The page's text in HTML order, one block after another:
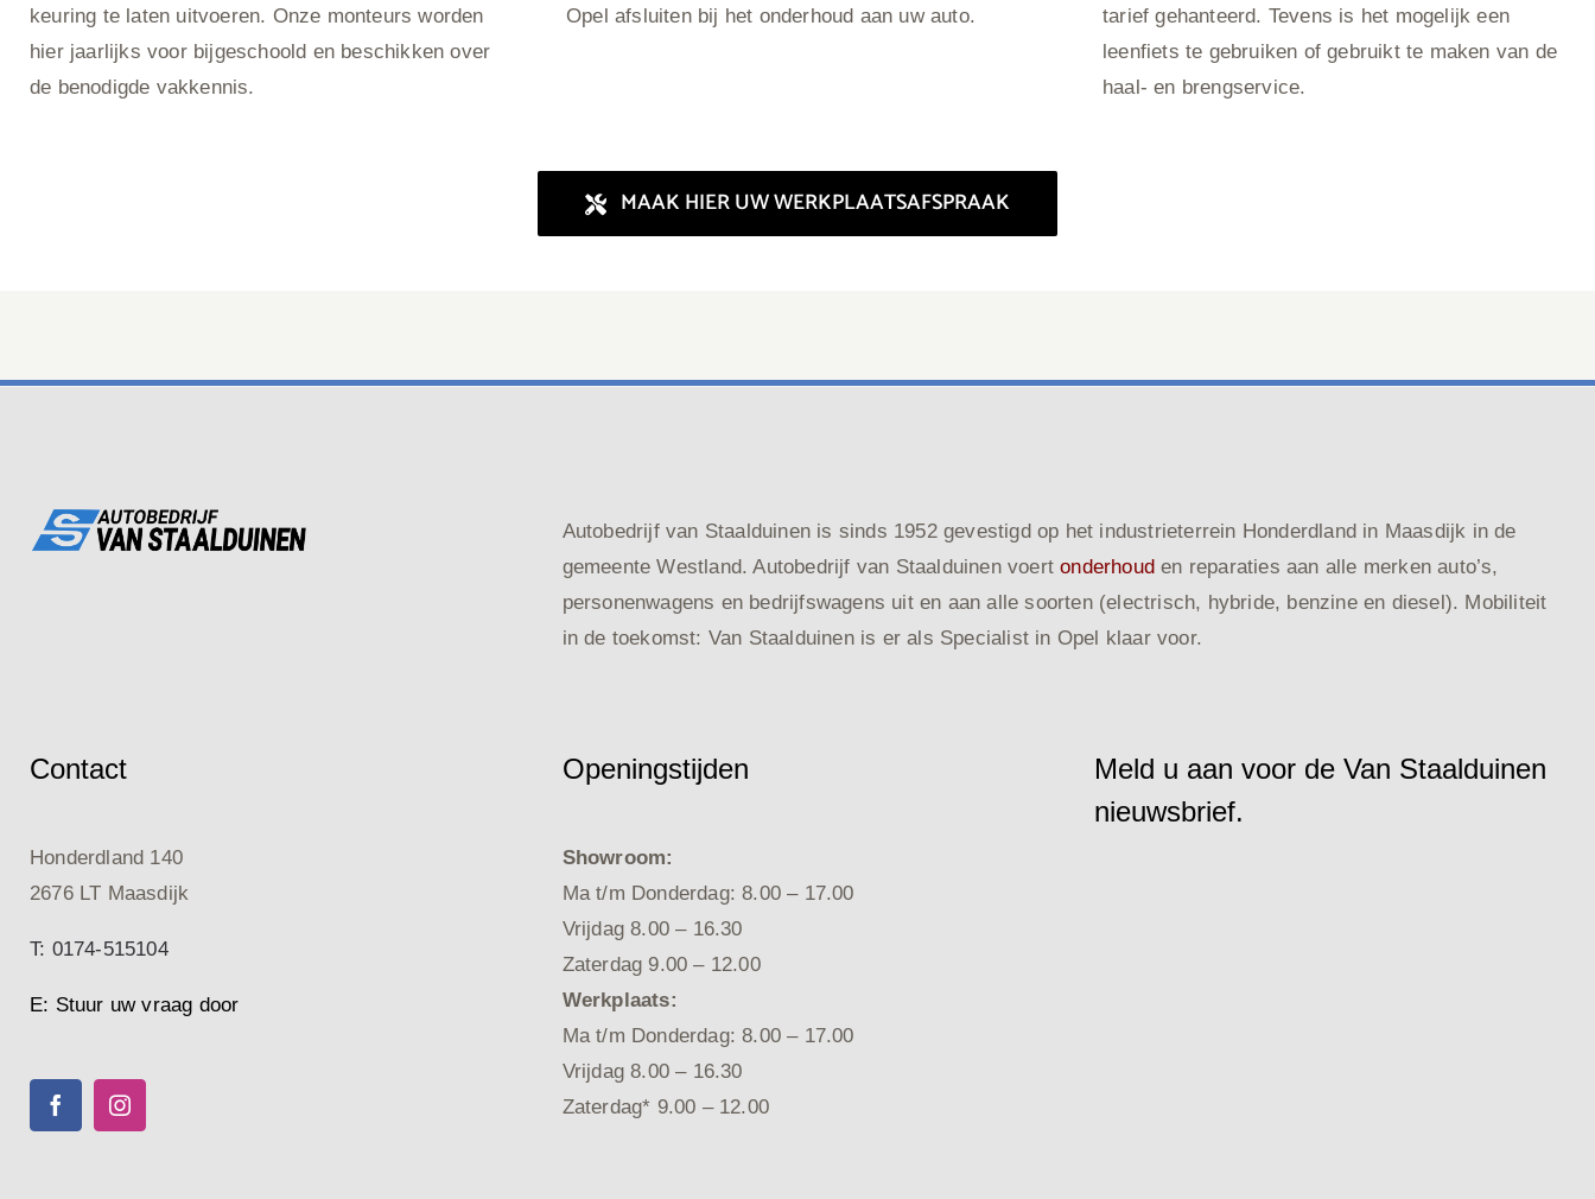
keuring te laten uitvoeren. Onze monteurs worden
hier jaarlijks voor bijgeschoold en beschikken over
de benodigde vakkennis.
Opel afsluiten bij het onderhoud aan uw auto.
tarief gehanteerd. Tevens is het mogelijk een
leenfiets te gebruiken of gebruikt te maken van de
haal- en brengservice.
MAAK HIER UW WERKPLAATSAFSPRAAK
Autobedrijf van Staalduinen is sinds 1952 gevestigd op het industrieterrein Honderdland in Maasdijk in de
gemeente Westland. Autobedrijf van Staalduinen voertonderhoud en reparaties aan alle merken auto’s,
personenwagens en bedrijfswagens uit en aan alle soorten (electrisch, hybride, benzine en diesel). Mobiliteit
in de toekomst: Van Staalduinen is er als Specialist in Opel klaar voor.
Contact
Honderdland 140
2676 LT Maasdijk
T: 0174-515104
E: Stuur uw vraag door
Openingstijden
Showroom:
Ma t/m Donderdag: 8.00 – 17.00
Vrijdag 8.00 – 16.30
Zaterdag 9.00 – 12.00
Werkplaats:
Ma t/m Donderdag: 8.00 – 17.00
Vrijdag 8.00 – 16.30
Zaterdag* 9.00 – 12.00
Meld u aan voor de Van Staalduinen
nieuwsbrief.